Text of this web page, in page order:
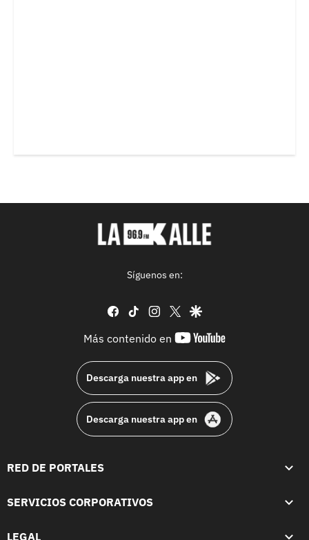
Síguenos en:
facebook
tiktok instagram
twittergoogle
Más contenido en
youtube-
Descarga nuestra app en
Descarga nuestra app en
RED DE PORTALES
SERVICIOS CORPORATIVOS
LEGAL